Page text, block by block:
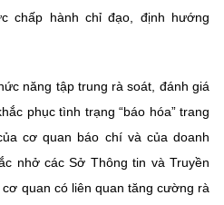
chấp hành chỉ đạo, định hướng
năng tập trung rà soát, đánh giá
phục tình trạng “báo hóa” trang
cơ quan báo chí và của doanh
nhở các Sở Thông tin và Truyền
quan có liên quan tăng cường rà